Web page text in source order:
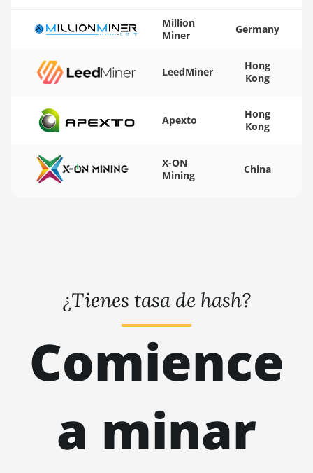
BITMAIN AntMiner S19j
BITMAIN AntMiner S19j
BITMAIN AntMiner S21
(200Th)
BITMAIN AntMiner S21
Hyd. (335Th)
XP (270Th)
BITMAIN AntMiner S21
XP Immersion (300Th)
BITMAIN AntMiner S21+
Million
Miner
Germany
LeedMiner
Hong
Kong
Apexto
Hong
Kong
X-ON
Mining
China
¿Tienes tasa de hash?
Comience
a minar